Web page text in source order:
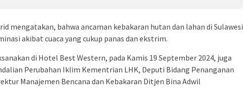
mengatakan, bahwa ancaman kebakaran hutan dan lahan di Sulawesi
akibat cuaca yang cukup panas dan ekstrim.
di Hotel Best Western, pada Kamis 19 September 2024, juga
Perubahan Iklim Kementrian LHK, Deputi Bidang Penanganan
Manajemen Bencana dan Kebakaran Ditjen Bina Adwil